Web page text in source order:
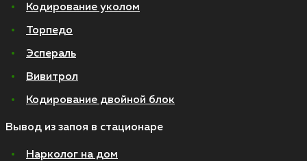
Кодирование уколом
Торпедо
Эспераль
Вивитрол
Кодирование двойной блок
Вывод из запоя в стационаре
Нарколог на дом